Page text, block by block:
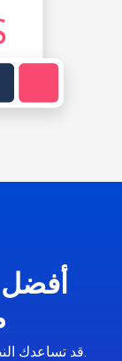
قد تساعدك النصائح التالية في عملية تصميم شعار الحلاق.